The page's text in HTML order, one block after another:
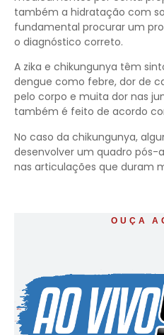
também a hidratação com
fundamental procurar um
o diagnóstico correto.
A zika e chikungunya têm
dengue como febre, dor de
pelo corpo e muita dor nas
também é feito de acordo
No caso da chikungunya,
desenvolver um quadro pós-
nas articulações que duram
OUÇA